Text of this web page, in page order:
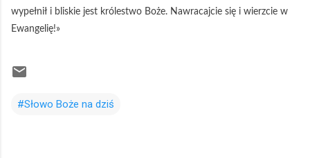
wypełnił i bliskie jest królestwo Boże. Nawracajcie się i wierzcie w
Ewangelię!»
#Słowo Boże na dziś